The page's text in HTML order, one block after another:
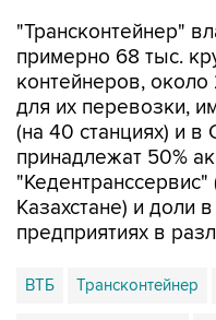
"Трансконтейнер"
примерно 68 тыс.
контейнеров,
для их перевозки,
(на 40 станциях) и
принадлежат 50%
Казахстане) и доли
предприятиях в
ВТБ Трансконтейнер